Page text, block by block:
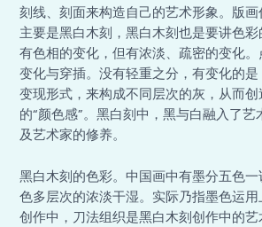
刻线、刻面来构造自己的艺术形象。版
主要是黑白木刻，黑白木刻也是要讲色
有色相的变化，但有浓淡、疏密的变化
变化与穿插。没有轻重之分，有变化的
变现形式，来构成不同层次的灰，从而
的“颜色感”。黑白刻中，黑与白融入了
及艺术家的修养。
黑白木刻的色彩。中国画中有墨分五色
色多层次的浓淡干湿。实际乃指墨色运
创作中，刀法组织是黑白木刻创作中的